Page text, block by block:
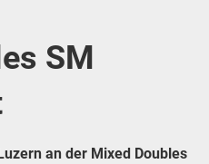
SM
an der Mixed Doubles